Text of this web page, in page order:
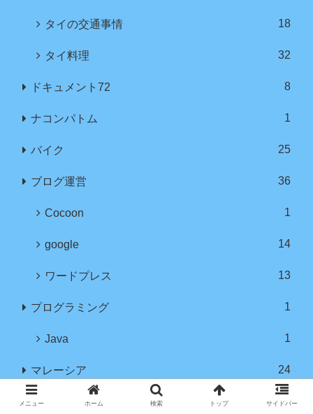
タイの交通事情 18
タイ料理 32
ドキュメント72 8
ナコンパトム 1
バイク 25
ブログ運営 36
Cocoon 1
google 14
ワードプレス 13
プログラミング 1
Java 1
マレーシア 24
クアラルンプール 12
メニュー ホーム 検索 トップ サイドバー